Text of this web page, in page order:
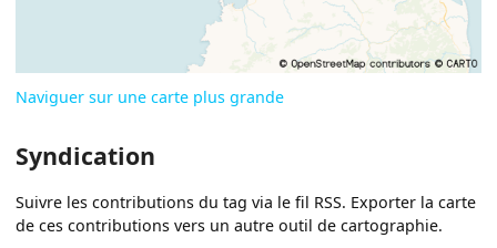
Naviguer sur une carte plus grande
Syndication
Suivre les contributions du tag via le fil RSS. Exporter la carte
de ces contributions vers un autre outil de cartographie.